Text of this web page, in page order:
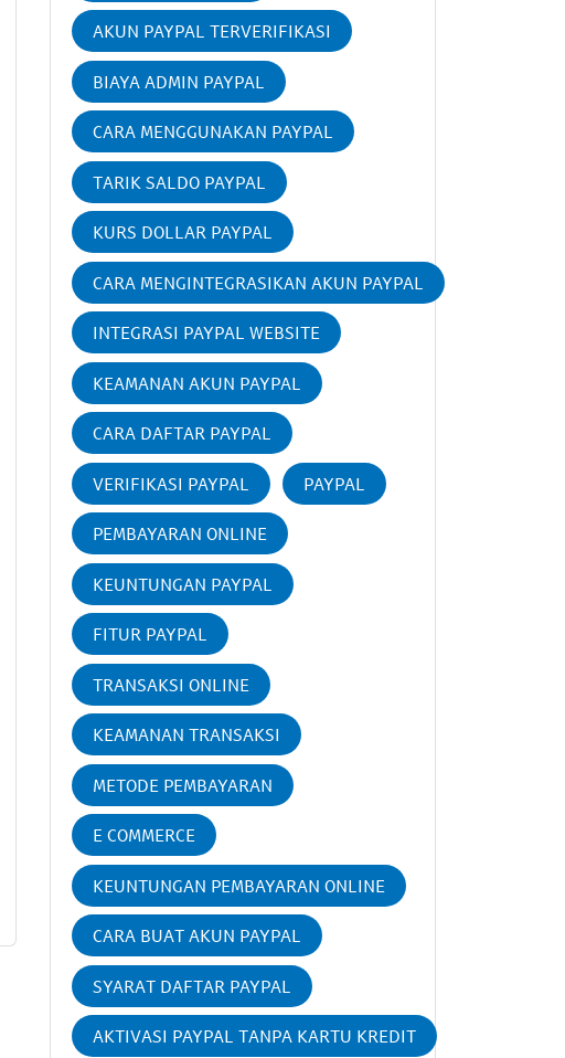
AKUN PAYPAL TERVERIFIKASI
BIAYA ADMIN PAYPAL
CARA MENGGUNAKAN PAYPAL
TARIK SALDO PAYPAL
KURS DOLLAR PAYPAL
CARA MENGINTEGRASIKAN AKUN PAYPAL
INTEGRASI PAYPAL WEBSITE
KEAMANAN AKUN PAYPAL
CARA DAFTAR PAYPAL
VERIFIKASI PAYPAL PAYPAL
PEMBAYARAN ONLINE
KEUNTUNGAN PAYPAL
FITUR PAYPAL
TRANSAKSI ONLINE
KEAMANAN TRANSAKSI
METODE PEMBAYARAN
E COMMERCE
KEUNTUNGAN PEMBAYARAN ONLINE
CARA BUAT AKUN PAYPAL
SYARAT DAFTAR PAYPAL
AKTIVASI PAYPAL TANPA KARTU KREDIT